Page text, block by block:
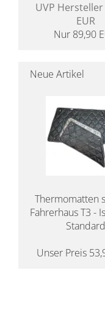
UVP
EUR
Nur 89,90
Neue Artikel
Thermomatten
Fahrerhaus T3 -
Standard
Unser Preis